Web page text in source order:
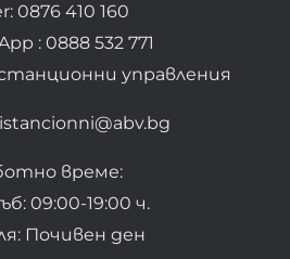
0876 410 160
: 0888 532 771
управления
време:
09:00-19:00 ч.
Почивен ден